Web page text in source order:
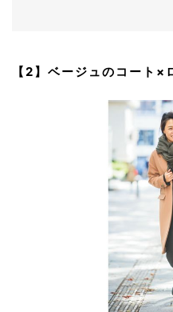
【2】ベージュのコート×